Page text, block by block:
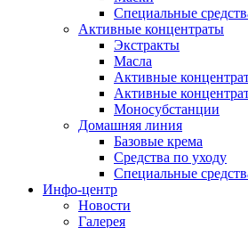
Специальные
Активные концентраты
Экстракты
Масла
Активные
Активные
Моносубстанции
Домашняя линия
Базовые крема
Средства по уходу
Специальные
Инфо-центр
Новости
Галерея